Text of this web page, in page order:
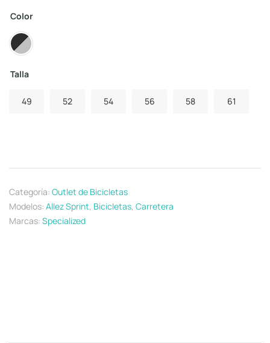
Color
Talla
49 52 54 56 58 61
Categoría: Outlet de Bicicletas
Modelos: Allez Sprint, Bicicletas, Carretera
Marcas: Specialized